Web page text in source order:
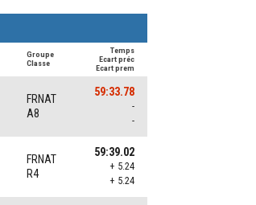
Groupe
Classe
Temps
Ecart préc
Ecart prem
FRNAT
A8
59:33.78
-
-
FRNAT
R4
59:39.02
+ 5.24
+ 5.24